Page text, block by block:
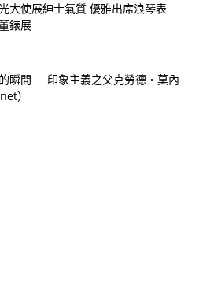
大使展紳士氣質 優雅出席浪琴表
錶展
瞬間──印象主義之父克勞德‧莫內
）